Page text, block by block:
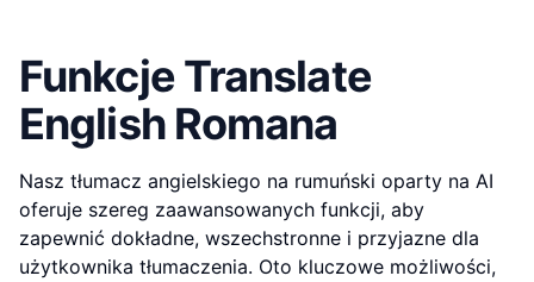
Funkcje Translate
English Romana
Nasz tłumacz angielskiego na rumuński oparty na AI
oferuje szereg zaawansowanych funkcji, aby
zapewnić dokładne, wszechstronne i przyjazne dla
użytkownika tłumaczenia. Oto kluczowe możliwości,